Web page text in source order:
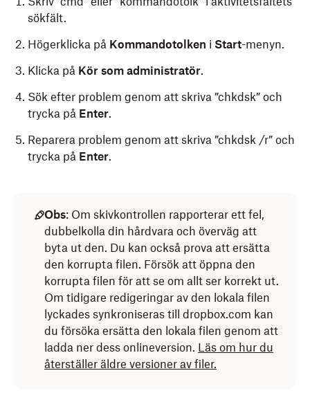
sökfält.
Högerklicka på Kommandotolken i Start-menyn.
Klicka på Kör som administratör.
Sök efter problem genom att skriva ”chkdsk” och
trycka på Enter.
Reparera problem genom att skriva ”chkdsk /r” och
trycka på Enter.
Du måste ha administratörsbehörighet för
att köraSkivverktyg.
Det rekommenderas att du inte avbryter
Skivverktyg.
Tiden det tar att köraSkivverktygberor på
storleken och hastigheten på din enhet,
mängden lagrade data och förekomsten av
potentiella fel.
Obs: Om skivkontrollen rapporterar ett fel,
dubbelkolla din hårdvara och överväg att
byta ut den. Du kan också prova att ersätta
den korrupta filen. Försök att öppna den
korrupta filen för att se om allt ser korrekt ut.
Om tidigare redigeringar av den lokala filen
lyckades synkroniseras till dropbox.com kan
du försöka ersätta den lokala filen genom att
ladda ner dess onlineversion. Läs om hur du
återställer äldre versioner av filer.